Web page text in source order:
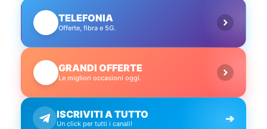
TELEFONIA
Offerte, fibra e 5G.
GRANDI OFFERTE
Le migliori occasioni oggi.
ISCRIVITI A TUTTO
Un click per tutti i canali! ➔